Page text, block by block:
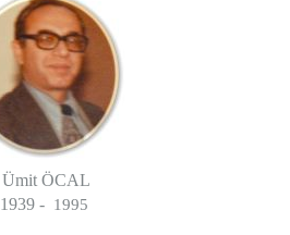
Ümit ÖCAL
1939 - 1995